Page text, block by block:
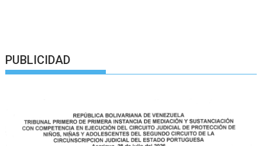
PUBLICIDAD